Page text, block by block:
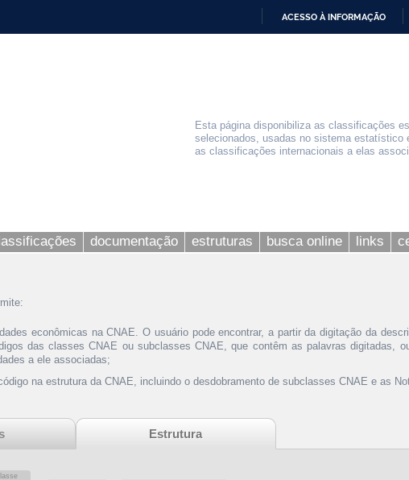
ACESSO À INFORMAÇÃO
Esta página disponibiliza as classificações
selecionados, usadas no sistema
as classificações internacionais a elas
documentação estruturas busca online links
econômicas na CNAE. O usuário pode encontrar, a partir da digitação da
das classes CNAE ou subclasses CNAE, que contêm as palavras digitadas,
a ele associadas;
na estrutura da CNAE, incluindo o desdobramento de subclasses CNAE e as
Estrutura